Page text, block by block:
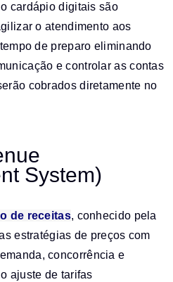
cardápio digitais são
o atendimento aos
de preparo eliminando
e controlar as contas
cobrados diretamente no
System)
de receitas, conhecido pela
estratégias de preços com
concorrência e
ajuste de tarifas